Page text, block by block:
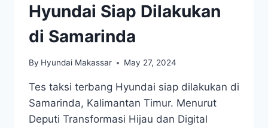
Hyundai Siap Dilakukan
di Samarinda
By Hyundai Makassar May 27, 2024
Tes taksi terbang Hyundai siap dilakukan di
Samarinda, Kalimantan Timur. Menurut
Deputi Transformasi Hijau dan Digital